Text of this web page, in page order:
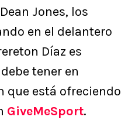
Jones, los
en el delantero
Díaz es
tener en
que está ofreciendo
GiveMeSport.